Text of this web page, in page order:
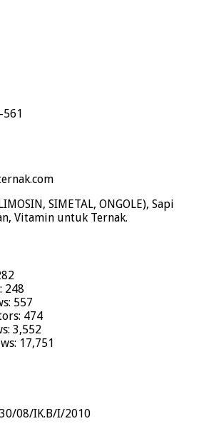
SIMETAL, ONGOLE), Sapi
Vitamin untuk Ternak.
248
557
474
3,552
17,751
08/IK.B/I/2010